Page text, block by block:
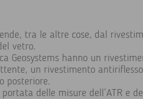
tra le altre cose, dal
vetro.
Geosystems hanno un
un rivestimento
posteriore.
delle misure dell’ATR e